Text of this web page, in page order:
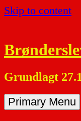
Skip to content
Grundlagt
Primary Menu